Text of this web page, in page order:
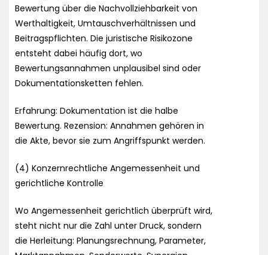
Bewertung über die Nachvollziehbarkeit von
Werthaltigkeit, Umtauschverhältnissen und
Beitragspflichten. Die juristische Risikozone
entsteht dabei häufig dort, wo
Bewertungsannahmen unplausibel sind oder
Dokumentationsketten fehlen.
Erfahrung: Dokumentation ist die halbe
Bewertung. Rezension: Annahmen gehören in
die Akte, bevor sie zum Angriffspunkt werden.
(4) Konzernrechtliche Angemessenheit und
gerichtliche Kontrolle
Wo Angemessenheit gerichtlich überprüft wird,
steht nicht nur die Zahl unter Druck, sondern
die Herleitung: Planungsrechnung, Parameter,